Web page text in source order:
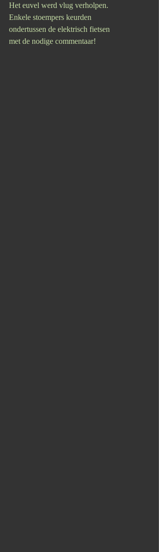
Het euvel werd vlug verholpen.
Enkele stoempers keurden
ondertussen de elektrisch fietsen
met de nodige commentaar!